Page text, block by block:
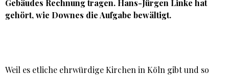
Gebäudes Rechnung tragen. Hans-Jürgen Linke hat
gehört, wie Downes die Aufgabe bewältigt.
Weil es etliche ehrwürdige Kirchen in Köln gibt und so